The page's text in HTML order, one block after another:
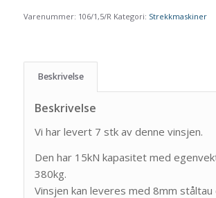
Varenummer: 106/1,5/R Kategori: Strekkmaskiner
Beskrivelse
Beskrivelse
Vi har levert 7 stk av denne vinsjen.
Den har 15kN kapasitet med
380kg.
Vinsjen kan leveres med 8mm ståltau